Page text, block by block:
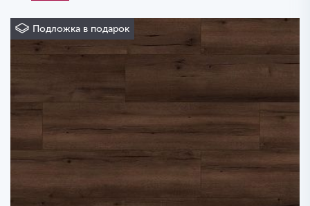
Подложка в подарок